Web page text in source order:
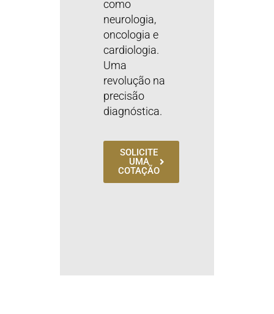
como
neurologia,
oncologia e
cardiologia.
Uma
revolução na
precisão
diagnóstica.
SOLICITE
UMA
COTAÇÃO